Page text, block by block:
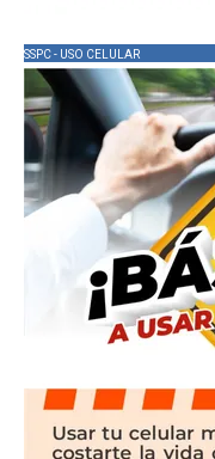
SSPC - USO CELULAR